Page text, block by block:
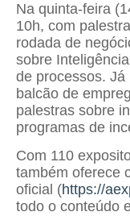
Na quinta-feira
10h, com
rodada de
sobre
de processos.
balcão de
palestras sobre
programas de
Com 110
também oferece
oficial (https://
todo o conteúdo